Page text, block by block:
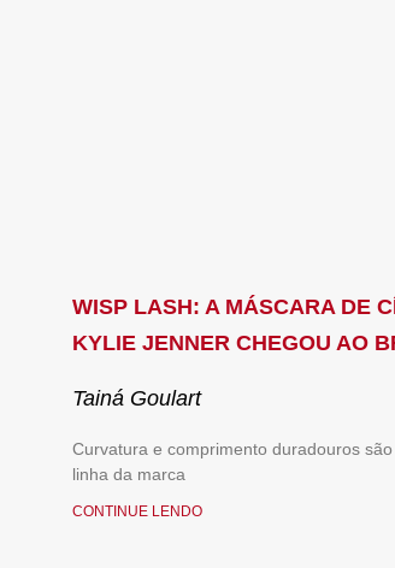
WISP LASH: A MÁSCARA DE
KYLIE JENNER CHEGOU AO
Tainá Goulart
Curvatura e comprimento duradouros
linha da marca
CONTINUE LENDO